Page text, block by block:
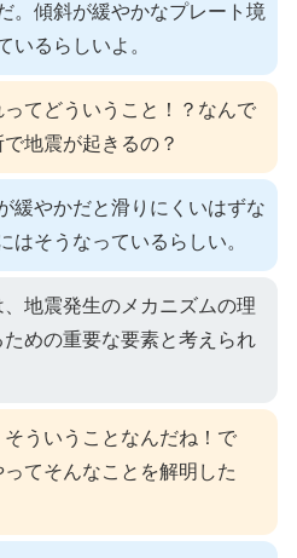
。傾斜が緩やかなプレート境
いるらしいよ。
ってどういうこと！？なんで
地震が起きるの？
緩やかだと滑りにくいはずな
はそうなっているらしい。
、地震発生のメカニズムの理
めの重要な要素と考えられ
そういうことなんだね！で
ってそんなことを解明した